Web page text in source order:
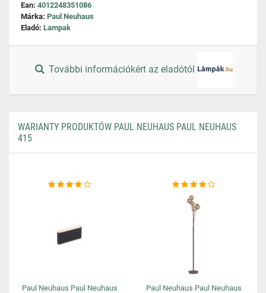
Ean: 4012248351086
Márka: Paul Neuhaus
Eladó: Lampak
További információkért az eladótól
WARIANTY PRODUKTÓW PAUL NEUHAUS PAUL NEUHAUS
415
Paul Neuhaus Paul Neuhaus
Paul Neuhaus Paul Neuhaus